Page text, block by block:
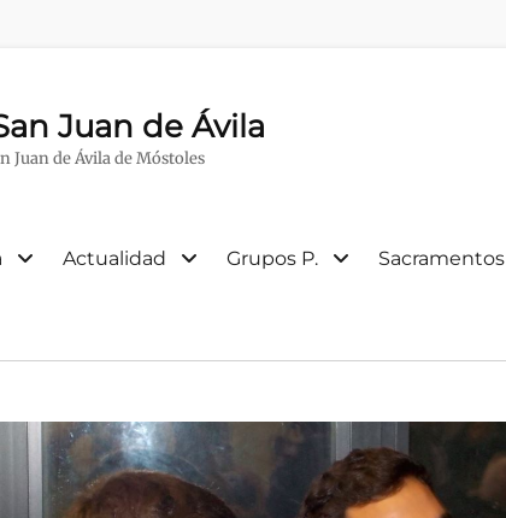
Juan de Ávila
Juan de Ávila de Móstoles
Actualidad Grupos P. Sacramentos